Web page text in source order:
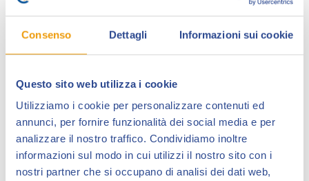
Consenso Dettagli Informazioni sui cookie
Questo sito web utilizza i cookie
Utilizziamo i cookie per personalizzare contenuti ed
annunci, per fornire funzionalità dei social media e per
analizzare il nostro traffico. Condividiamo inoltre
informazioni sul modo in cui utilizzi il nostro sito con i
nostri partner che si occupano di analisi dei dati web,